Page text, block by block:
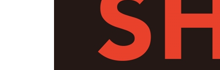
7장 | 제국이 갈고 있는 단 하나의 칼 2
8장 | 황제의 그늘
제4부 우리는 무엇을 해야 하는가